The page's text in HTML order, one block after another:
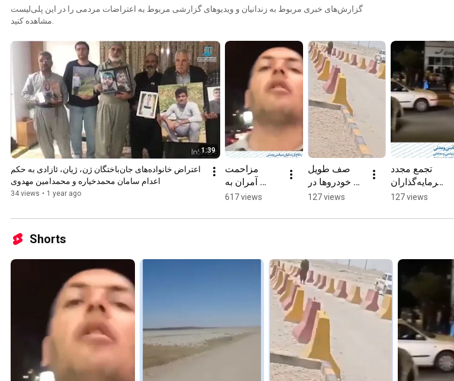
شهید
گزارش‌های خبری مربوط به زندانیان و ویدیوهای گزارشی مربوط به اعتراضات مردمی را در این پلی‌لیست
1:39
اعدام سامان محمدخیاره و محمدامین مهدوی
34 views • 1 year ago
مزاحمت
آمران به
معروف و
شهروندان در
617 views
صف طویل
خودروها در
جایگاه سوخت
خروجی
127 views
تجمع مجدد
سرمایه‌گذاران
تاکستانی در
کلاهبرداری
127 views
Shorts